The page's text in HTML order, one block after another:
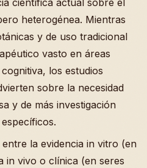
científica actual sobre el
heterogénea. Mientras
y de uso tradicional
vasto en áreas
los estudios
sobre la necesidad
y de más investigación
la evidencia in vitro (en
in vivo o clínica (en seres